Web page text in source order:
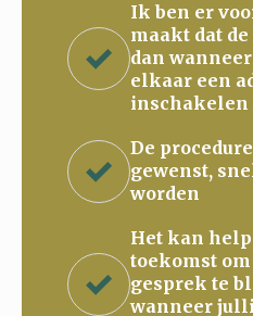
Ik ben er
maakt dat
dan
elkaar een
inschakelen
De
gewenst,
worden
Het kan
toekomst
gesprek te
wanneer